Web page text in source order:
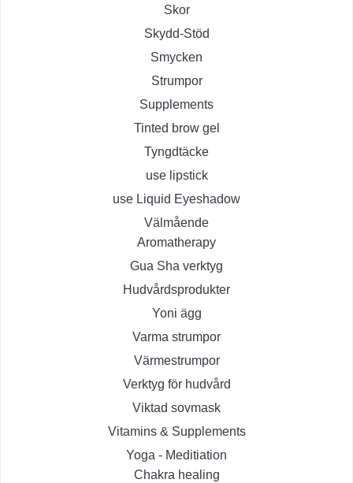
Skor
Skydd-Stöd
Smycken
Strumpor
Supplements
Tinted brow gel
Tyngdtäcke
use lipstick
use Liquid Eyeshadow
Välmående
Aromatherapy
Gua Sha verktyg
Hudvårdsprodukter
Yoni ägg
Varma strumpor
Värmestrumpor
Verktyg för hudvård
Viktad sovmask
Vitamins & Supplements
Yoga - Meditiation
Chakra healing